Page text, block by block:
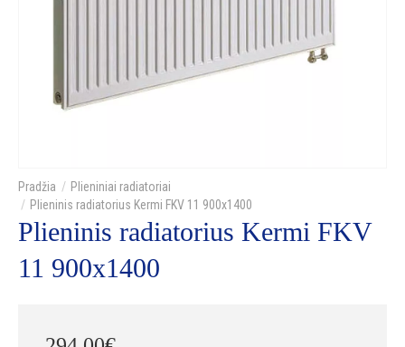
Plieniniai radiatoriai
Plieninis radiatorius Kermi FKV 11 900x1400
Plieninis radiatorius Kermi FKV
11 900x1400